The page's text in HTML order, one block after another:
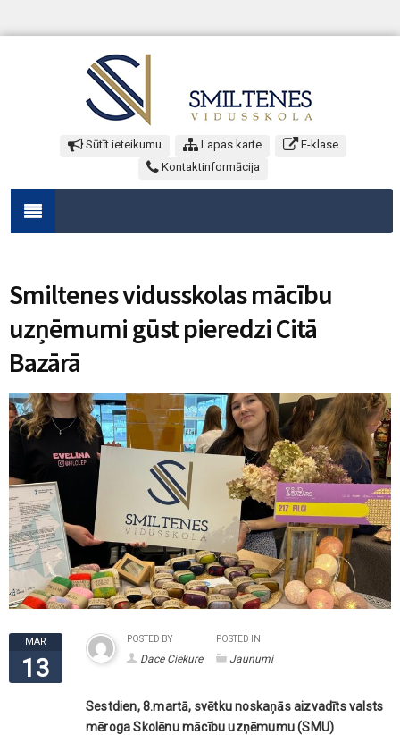
Sūtīt ieteikumu Lapas karte
E-klase
Kontaktinformācija
Smiltenes vidusskolas mācību
uzņēmumi gūst pieredzi Citā
Bazārā
MAR
13
POSTED BY
Dace Ciekure
POSTED IN
Jaunumi
Sestdien, 8.martā, svētku noskaņās aizvadīts valsts
mēroga Skolēnu mācību uzņēmumu (SMU)